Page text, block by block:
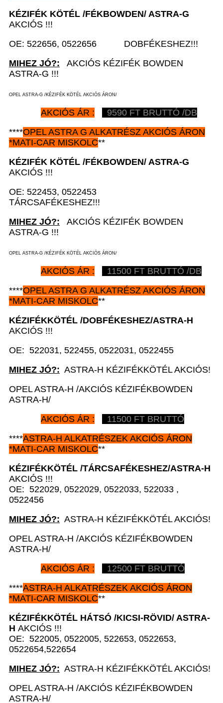
KÉZIFÉK KÖTÉL /FÉKBOWDEN/ ASTRA-G
AKCIÓS !!!
OE: 522656, 0522656 DOBFÉKESHEZ!!!
MIHEZ JÓ?: AKCIÓS KÉZIFÉK BOWDEN
ASTRA-G !!!
OPEL ASTRA-G /KÉZIFÉK KÖTÉL AKCIÓS ÁRON/
AKCIÓS ÁR :
9590 FT BRUTTÓ /DB
****OPEL ASTRA G ALKATRÉSZ AKCIÓS ÁRON
*MATI-CAR MISKOLC**
KÉZIFÉK KÖTÉL /FÉKBOWDEN/ ASTRA-G
AKCIÓS !!!
OE: 522453, 0522453
TÁRCSAFÉKESHEZ!!!
MIHEZ JÓ?: AKCIÓS KÉZIFÉK BOWDEN
ASTRA-G !!!
OPEL ASTRA-G /KÉZIFÉK KÖTÉL AKCIÓS ÁRON/
AKCIÓS ÁR :
11500 FT BRUTTÓ /DB
****OPEL ASTRA G ALKATRÉSZ AKCIÓS ÁRON
*MATI-CAR MISKOLC**
KÉZIFÉKKÖTÉL /DOBFÉKESHEZ/ASTRA-H
AKCIÓS !!!
OE: 522031, 522455, 0522031, 0522455
MIHEZ JÓ?: ASTRA-H KÉZIFÉKKÖTÉL AKCIÓS!
OPEL ASTRA-H /AKCIÓS KÉZIFÉKBOWDEN
ASTRA-H/
AKCIÓS ÁR :
11500 FT BRUTTÓ
****ASTRA-H ALKATRÉSZEK AKCIÓS ÁRON
*MATI-CAR MISKOLC**
KÉZIFÉKKÖTÉL /TÁRCSAFÉKESHEZ/ASTRA-H
AKCIÓS !!!
OE: 522029, 0522029, 0522033, 522033 ,
0522456
MIHEZ JÓ?: ASTRA-H KÉZIFÉKKÖTÉL AKCIÓS!
OPEL ASTRA-H /AKCIÓS KÉZIFÉKBOWDEN
ASTRA-H/
AKCIÓS ÁR :
12500 FT BRUTTÓ
****ASTRA-H ALKATRÉSZEK AKCIÓS ÁRON
*MATI-CAR MISKOLC**
KÉZIFÉKKÖTÉL HÁTSÓ /KICSI-RÖVID/ ASTRA-
H AKCIÓS !!!
OE: 522005, 0522005, 522653, 0522653,
0522654,522654
MIHEZ JÓ?: ASTRA-H KÉZIFÉKKÖTÉL AKCIÓS!
OPEL ASTRA-H /AKCIÓS KÉZIFÉKBOWDEN
ASTRA-H/